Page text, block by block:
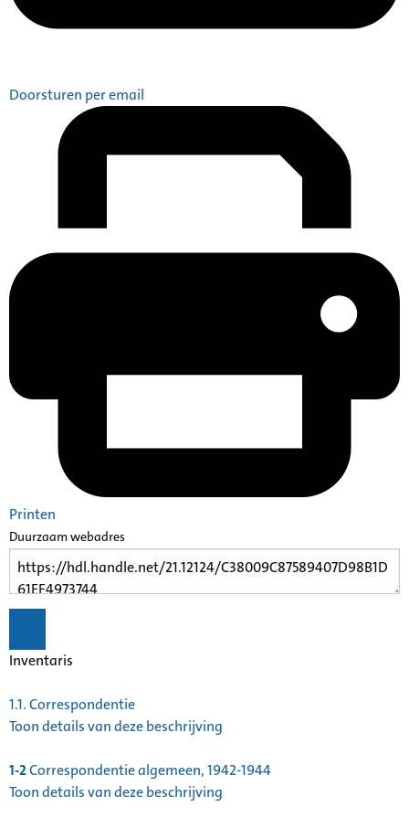
Doorsturen per email
Printen
Duurzaam webadres
Inventaris
1.1.Correspondentie
Toon details van deze beschrijving
1-2Correspondentie algemeen, 1942-1944
Toon details van deze beschrijving